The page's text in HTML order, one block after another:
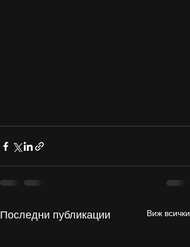
Последни публикации Виж всички